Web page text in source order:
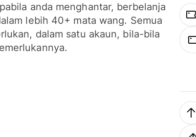
anda menghantar, berbelanja
lebih 40+ mata wang. Semua
dalam satu akaun, bila-bila